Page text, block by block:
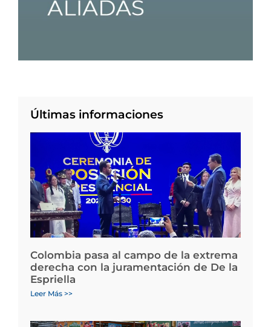
Últimas informaciones
Colombia pasa al campo de la extrema
derecha con la juramentación de De la
Espriella
Leer Más >>